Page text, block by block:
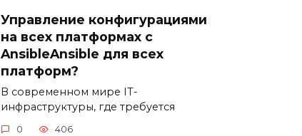
Управление конфигурациями
на всех платформах с
AnsibleAnsible для всех
платформ?
В современном мире IT-
инфраструктуры, где требуется
0 406